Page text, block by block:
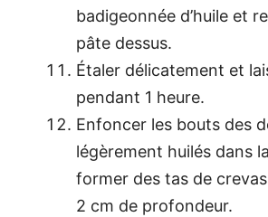
badigeonnée d’huile et
pâte dessus.
Étaler délicatement et
pendant 1 heure.
Enfoncer les bouts des
légèrement huilés dans
former des tas de
2 cm de profondeur.